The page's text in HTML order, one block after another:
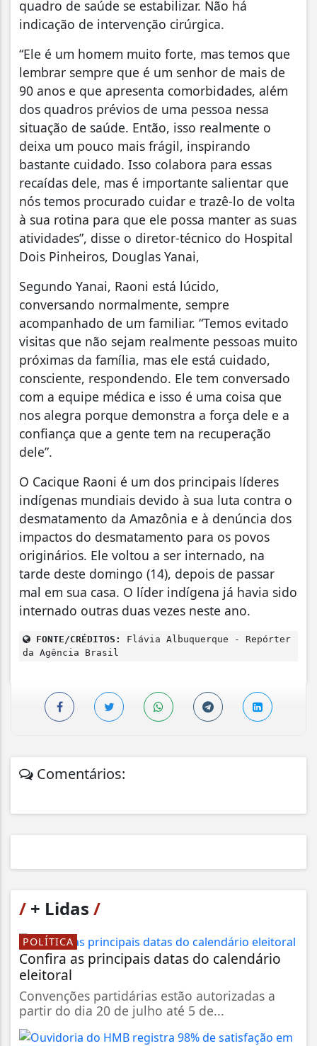
quadro de saúde se estabilizar. Não há
indicação de intervenção cirúrgica.
“Ele é um homem muito forte, mas temos que
lembrar sempre que é um senhor de mais de
90 anos e que apresenta comorbidades, além
dos quadros prévios de uma pessoa nessa
situação de saúde. Então, isso realmente o
deixa um pouco mais frágil, inspirando
bastante cuidado. Isso colabora para essas
recaídas dele, mas é importante salientar que
nós temos procurado cuidar e trazê-lo de volta
à sua rotina para que ele possa manter as suas
atividades”, disse o diretor-técnico do Hospital
Dois Pinheiros, Douglas Yanai,
Segundo Yanai, Raoni está lúcido,
conversando normalmente, sempre
acompanhado de um familiar. “Temos evitado
visitas que não sejam realmente pessoas muito
próximas da família, mas ele está cuidado,
consciente, respondendo. Ele tem conversado
com a equipe médica e isso é uma coisa que
nos alegra porque demonstra a força dele e a
confiança que a gente tem na recuperação
dele”.
O Cacique Raoni é um dos principais líderes
indígenas mundiais devido à sua luta contra o
desmatamento da Amazônia e à denúncia dos
impactos do desmatamento para os povos
originários. Ele voltou a ser internado, na
tarde deste domingo (14), depois de passar
mal em sua casa. O líder indígena já havia sido
internado outras duas vezes neste ano.
FONTE/CRÉDITOS:
Flávia Albuquerque - Repórter
da Agência Brasil
Comentários:
/ + Lidas /
POLÍTICA
Confira as principais datas do calendário
eleitoral
Convenções partidárias estão autorizadas a
partir do dia 20 de julho até 5 de...